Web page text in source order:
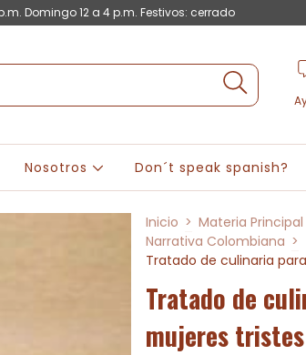
Domingo 12 a 4 p.m. Festivos: cerrado
Nosotros Don´t speak spanish?
Inicio > Materia Principal
Narrativa Colombiana >
Tratado de culinaria
Tratado de
mujeres tristes